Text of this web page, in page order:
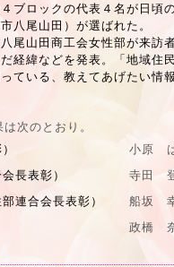
ブロックの代表４名が日頃
八尾山田）が選ばれた。
尾山田商工会女性部が来訪
経緯などを発表。「地域住
ている、教えてあげたい情
次のとおり。
小原
長表彰）
寺田
連合会長表彰）
船坂
政橋